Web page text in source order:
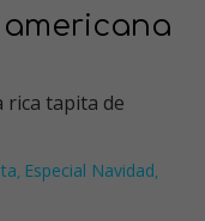
rica tapita de
, Especial Navidad,